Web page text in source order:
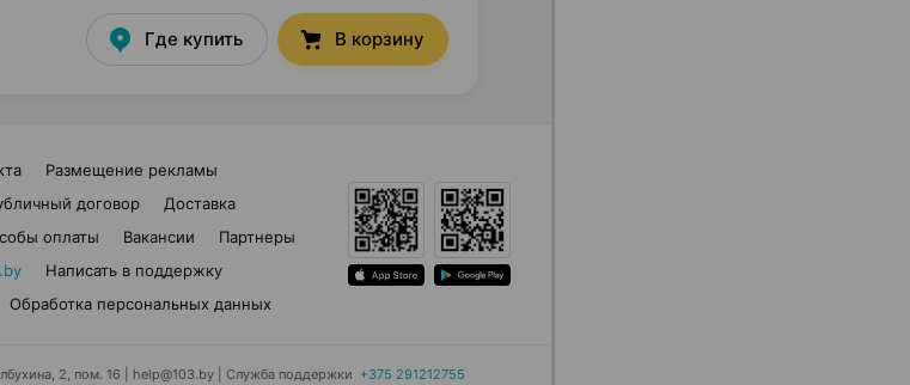
Где купить В корзину
Размещение рекламы
договор
Доставка
оплаты Вакансии
Партнеры
Написать в поддержку
Обработка персональных данных
2, пом. 16 | help@103.by Служба поддержки +375 291212755